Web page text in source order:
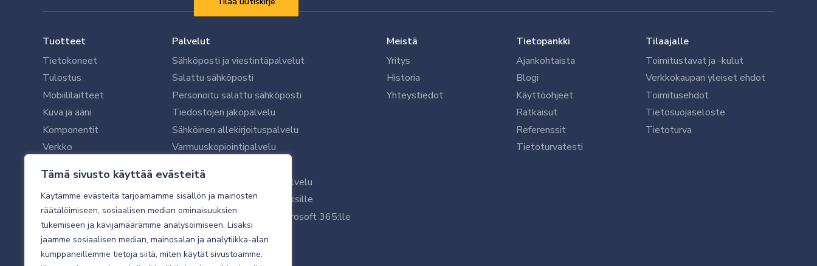
Tämä sivusto käyttää evästeitä
Käytämme evästeitä tarjoamamme sisällön ja mainosten
räätälöimiseen, sosiaalisen median ominaisuuksien
tukemiseen ja kävijämäärämme analysoimiseen. Lisäksi
jaamme sosiaalisen median, mainosalan ja analytiikka-alan
kumppaneillemme tietoja siitä, miten käytät sivustoamme.
Tuotteet
Tietokoneet
Tulostus
Mobiililaitteet
Kuva ja ääni
Komponentit
Verkko
Oheislaitteet
Palvelut
Sähköposti ja viestintäpalvelut
Salattu sähköposti
Personoitu salattu sähköposti
Tiedostojen jakopalvelu
Sähköinen allekirjoituspalvelu
Varmuuskopiointipalvelu
Microsoft 365 -varmistuspalvelu
WithSecure tietoturva yrityksille
WithSecuren tietoturva Microsoft 365:lle
Käyttäjätukipalvelu
Tietoturvakartoitus
Meistä
Yritys
Historia
Yhteystiedot
Tietopankki
Ajankohtaista
Blogi
Käyttöohjeet
Ratkaisut
Referenssit
Tietoturvatesti
Tilaajalle
Toimitustavat ja -kulut
Verkkokaupan yleiset ehdot
Toimitusehdot
Tietosuojaseloste
Tietoturva